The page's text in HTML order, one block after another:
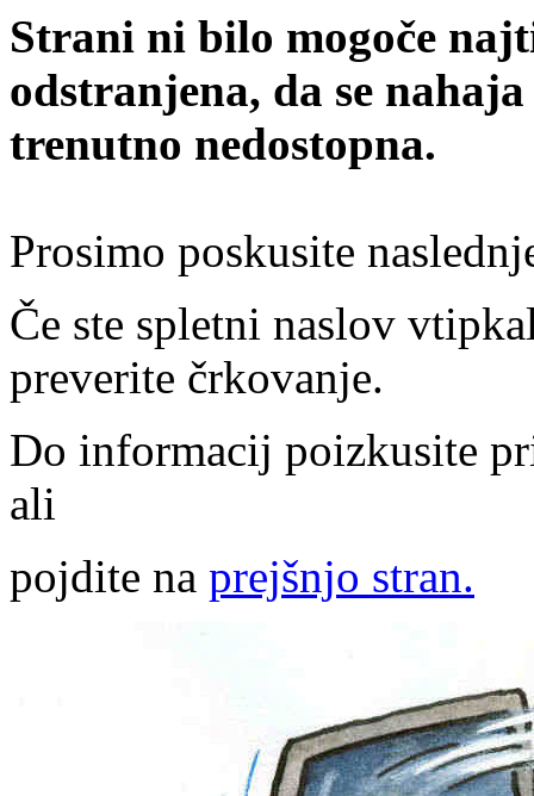
Strani ni bilo mogoče
odstranjena, da se
trenutno nedostopna.
Prosimo poskusite
Če ste spletni naslov
preverite črkovanje.
Do informacij poizkusite
ali
pojdite na prejšnjo stran.